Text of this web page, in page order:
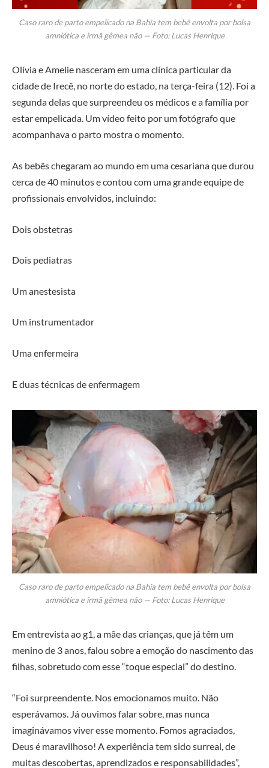
Caso raro de parto empelicado na Bahia tem bebê envolta por bolsa
amniótica e irmã gêmea não — Foto: Lucas Henrique
Olívia e Amelie nasceram em uma clínica particular da
cidade de Irecê, no norte do estado, na terça-feira (12). Foi a
segunda delas que surpreendeu os médicos e a família por
estar empelicada. Um vídeo feito por um fotógrafo que
acompanhava o parto mostra o momento.
As bebês chegaram ao mundo em uma cesariana que durou
cerca de 40 minutos e contou com uma grande equipe de
profissionais envolvidos, incluindo:
Dois obstetras
Dois pediatras
Um anestesista
Um instrumentador
Uma enfermeira
E duas técnicas de enfermagem
Caso raro de parto empelicado na Bahia tem bebê envolta por bolsa
amniótica e irmã gêmea não — Foto: Lucas Henrique
Em entrevista ao g1, a mãe das crianças, que já têm um
menino de 3 anos, falou sobre a emoção do nascimento das
filhas, sobretudo com esse “toque especial” do destino.
“Foi surpreendente. Nos emocionamos muito. Não
esperávamos. Já ouvimos falar sobre, mas nunca
imaginávamos viver esse momento. Fomos agraciados,
Deus é maravilhoso! A experiência tem sido surreal, de
muitas descobertas, aprendizados e responsabilidades”,